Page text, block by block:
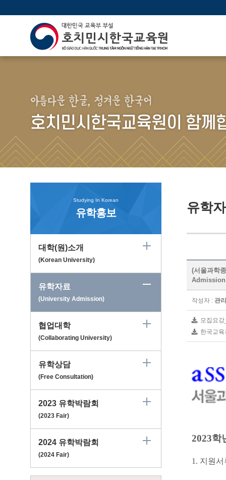
아름다운 한글, 정겨운 한국어
호치민시한국교육원이 함께
Studying In Korean
유학홍보
대학(원)소개
(Korean University)
유학자료
(University Admission)
협업대학
(Collaborating University)
유학상담
(Free Consultation)
2023 유학박람회
(2023 Fair)
2024 유학박람회
(2024 Fair)
유학
(서울과학
Admission
작성자 : 관
모집요
한국교
2023학
1. 지원서